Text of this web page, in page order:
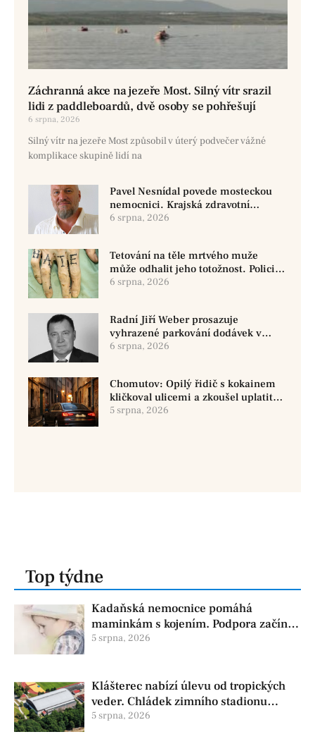
Záchranná akce na jezeře Most. Silný vítr srazil
lidi z paddleboardů, dvě osoby se pohřešují
6 srpna, 2026
Silný vítr na jezeře Most způsobil v úterý podvečer vážné
komplikace skupině lidí na
Pavel Nesnídal povede mosteckou
nemocnici. Krajská zdravotní
oznámila změnu ve vedení
6 srpna, 2026
Tetování na těle mrtvého muže
může odhalit jeho totožnost. Policie
žádá o pomoc
6 srpna, 2026
Radní Jiří Weber prosazuje
vyhrazené parkování dodávek v
Chomutově
6 srpna, 2026
Chomutov: Opilý řidič s kokainem
kličkoval ulicemi a zkoušel uplatit
policisty
5 srpna, 2026
Top týdne
Kadaňská nemocnice pomáhá
maminkám s kojením. Podpora začíná
už před porodem
5 srpna, 2026
Klášterec nabízí úlevu od tropických
veder. Chládek zimního stadionu
pomůže seniorům i nemocným
5 srpna, 2026